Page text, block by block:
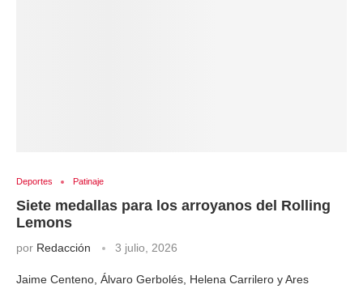
Deportes Patinaje
Siete medallas para los arroyanos del Rolling
Lemons
por Redacción 3 julio, 2026
Jaime Centeno, Álvaro Gerbolés, Helena Carrilero y Ares